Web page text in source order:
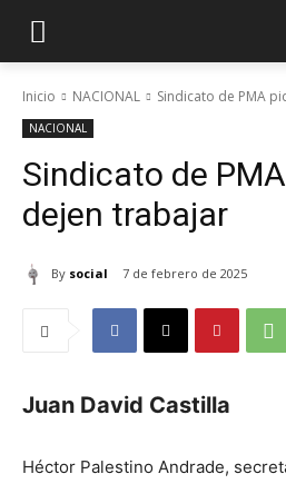
Inicio NACIONAL Sindicato de PMA
NACIONAL
Sindicato de
dejen trabajar
By social 7 de febrero de 2025
Juan David Castilla
Héctor Palestino Andrade,